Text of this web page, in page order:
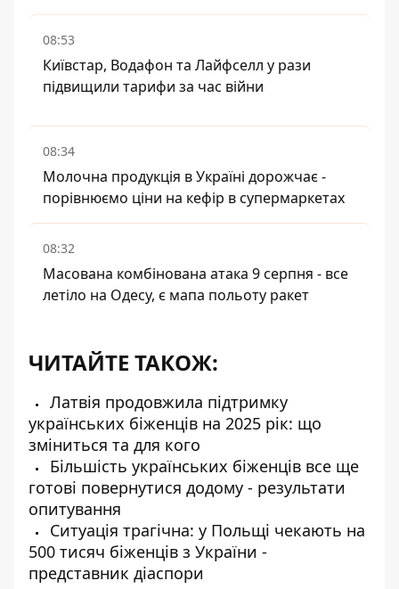
08:53
Київстар, Водафон та Лайфселл у рази
підвищили тарифи за час війни
08:34
Молочна продукція в Україні дорожчає -
порівнюємо ціни на кефір в супермаркетах
08:32
Масована комбінована атака 9 серпня - все
летіло на Одесу, є мапа польоту ракет
ЧИТАЙТЕ ТАКОЖ:
Латвія продовжила підтримку
українських біженців на 2025 рік: що
зміниться та для кого
Більшість українських біженців все ще
готові повернутися додому - результати
опитування
Ситуація трагічна: у Польщі чекають на
500 тисяч біженців з України -
представник діаспори